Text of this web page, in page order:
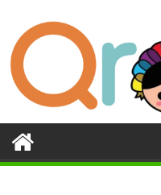
contenido